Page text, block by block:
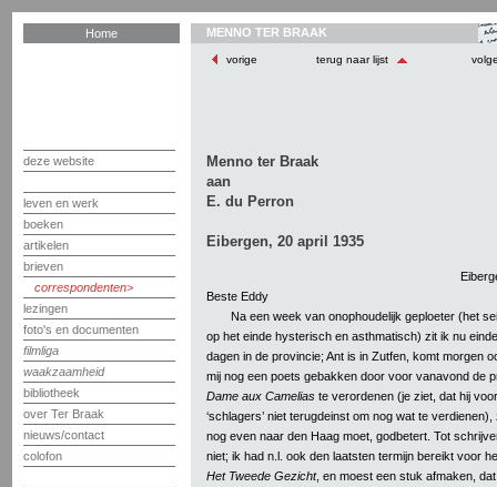
Home
deze website
leven en werk
boeken
artikelen
brieven
correspondenten
lezingen
foto's en documenten
filmliga
waakzaamheid
bibliotheek
over Ter Braak
nieuws/contact
colofon
MENNO TER BRAAK
vorige terug naar lijst
Menno ter Braak
aan
E. du Perron
Eibergen, 20 april 1935
Beste Eddy
Na een week van onophoudelijk geploeter (het
op het einde hysterisch en asthmatisch) zit ik nu
dagen in de provincie; Ant is in Zutfen, komt morgen
mij nog een poets gebakken door voor vanavond de
Dame aux Camelias te verordenen (je ziet, dat hij
‘schlagers’ niet terugdeinst om nog wat te
nog even naar den Haag moet, godbetert. Tot
niet; ik had n.l. ook den laatsten termijn bereikt voor
Het Tweede Gezicht, en moest een stuk afmaken,